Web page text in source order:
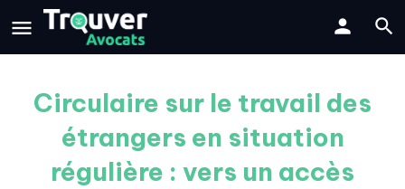
Circulaire sur le travail des
étrangers en situation
régulière : vers un accès